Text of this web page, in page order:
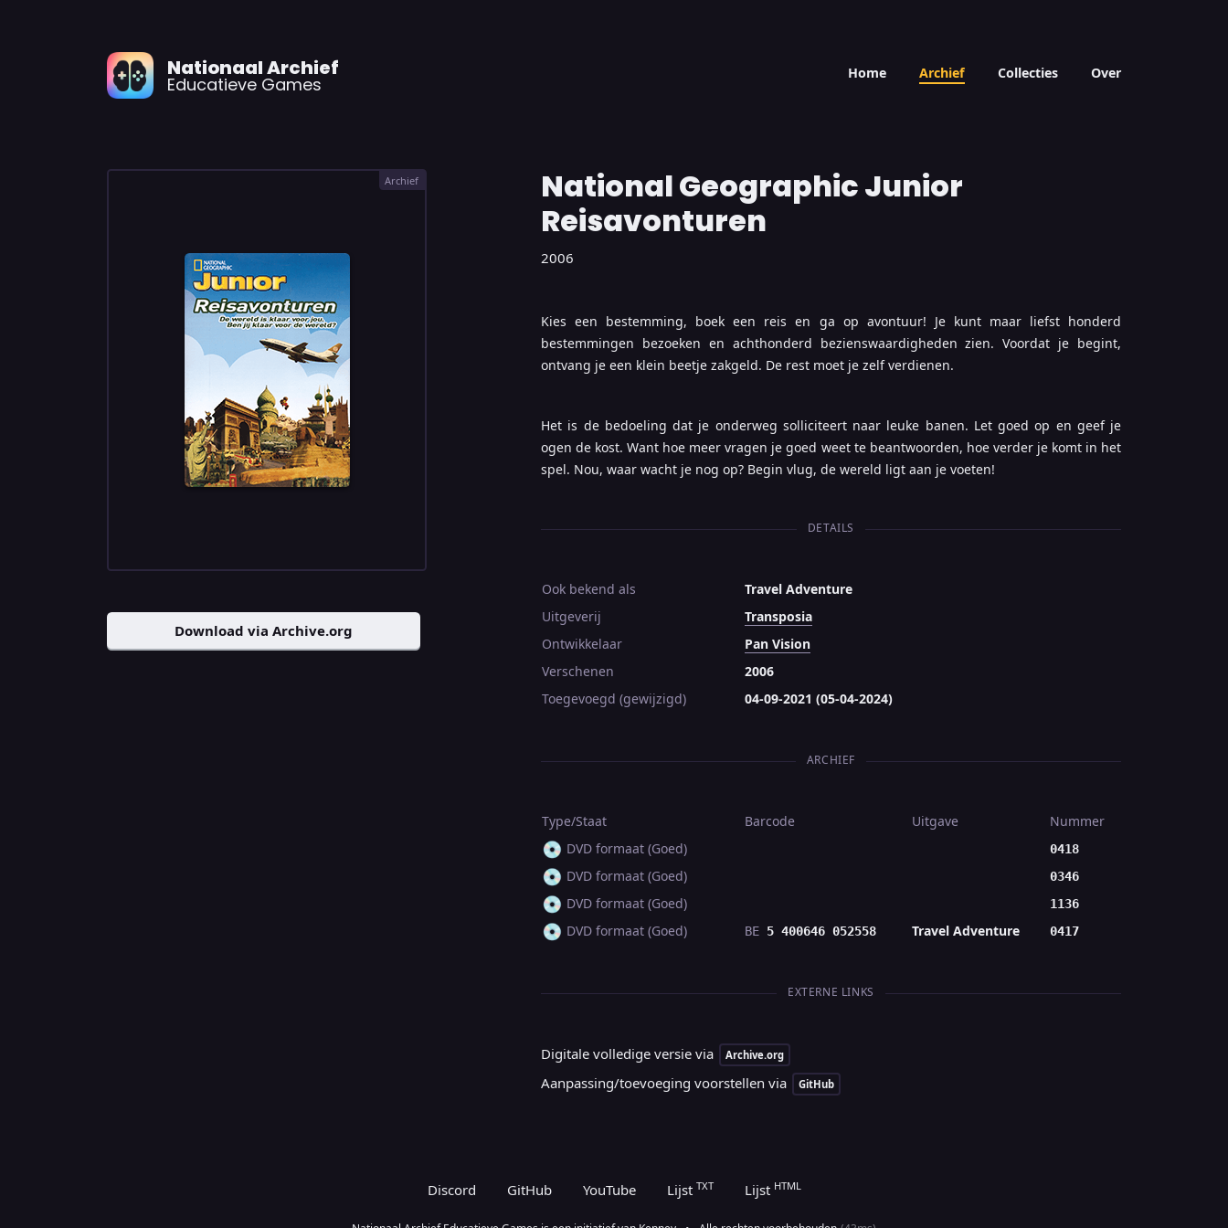
Nationaal Archief
Educatieve Games
Home Archief Collecties Over
Archief
Download via Archive.org
National Geographic Junior
Reisavonturen
2006
Kies een bestemming, boek een reis en ga op avontuur! Je kunt maar liefst honderd
bestemmingen bezoeken en achthonderd bezienswaardigheden zien. Voordat je begint,
ontvang je een klein beetje zakgeld. De rest moet je zelf verdienen.
Het is de bedoeling dat je onderweg solliciteert naar leuke banen. Let goed op en geef je
ogen de kost. Want hoe meer vragen je goed weet te beantwoorden, hoe verder je komt in het
spel. Nou, waar wacht je nog op? Begin vlug, de wereld ligt aan je voeten!
DETAILS
Ook bekend als
Travel Adventure
Uitgeverij
Transposia
Ontwikkelaar
Pan Vision
Verschenen
2006
Toegevoegd (gewijzigd)
04-09-2021 (05-04-2024)
ARCHIEF
Type/Staat Barcode Uitgave Nummer
💿 DVD formaat (Goed) 0418
💿 DVD formaat (Goed) 0346
💿 DVD formaat (Goed) 1136
💿 DVD formaat (Goed) BE 5 400646 052558 Travel Adventure 0417
EXTERNE LINKS
Digitale volledige versie via Archive.org
Aanpassing/toevoeging voorstellen via GitHub
Discord GitHub YouTube Lijst TXT Lijst HTML